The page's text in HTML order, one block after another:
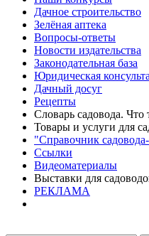
Дачное строительство
Зелёная аптека
Вопросы-ответы
Новости издательства
Законодательная база
Юридическая
Дачный досуг
Рецепты
Словарь садовода. Что
Товары и услуги для
"Справочник
Ссылки
Видеоматериалы
Выставки для
РЕКЛАМА